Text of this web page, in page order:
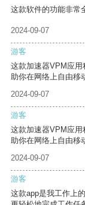
这款软件的功能非常
2024-09-07
游客
这款加速器VPM应
助你在网络上自由移
2024-09-07
游客
这款加速器VPM应
助你在网络上自由移
2024-09-07
游客
这款app是我工作上